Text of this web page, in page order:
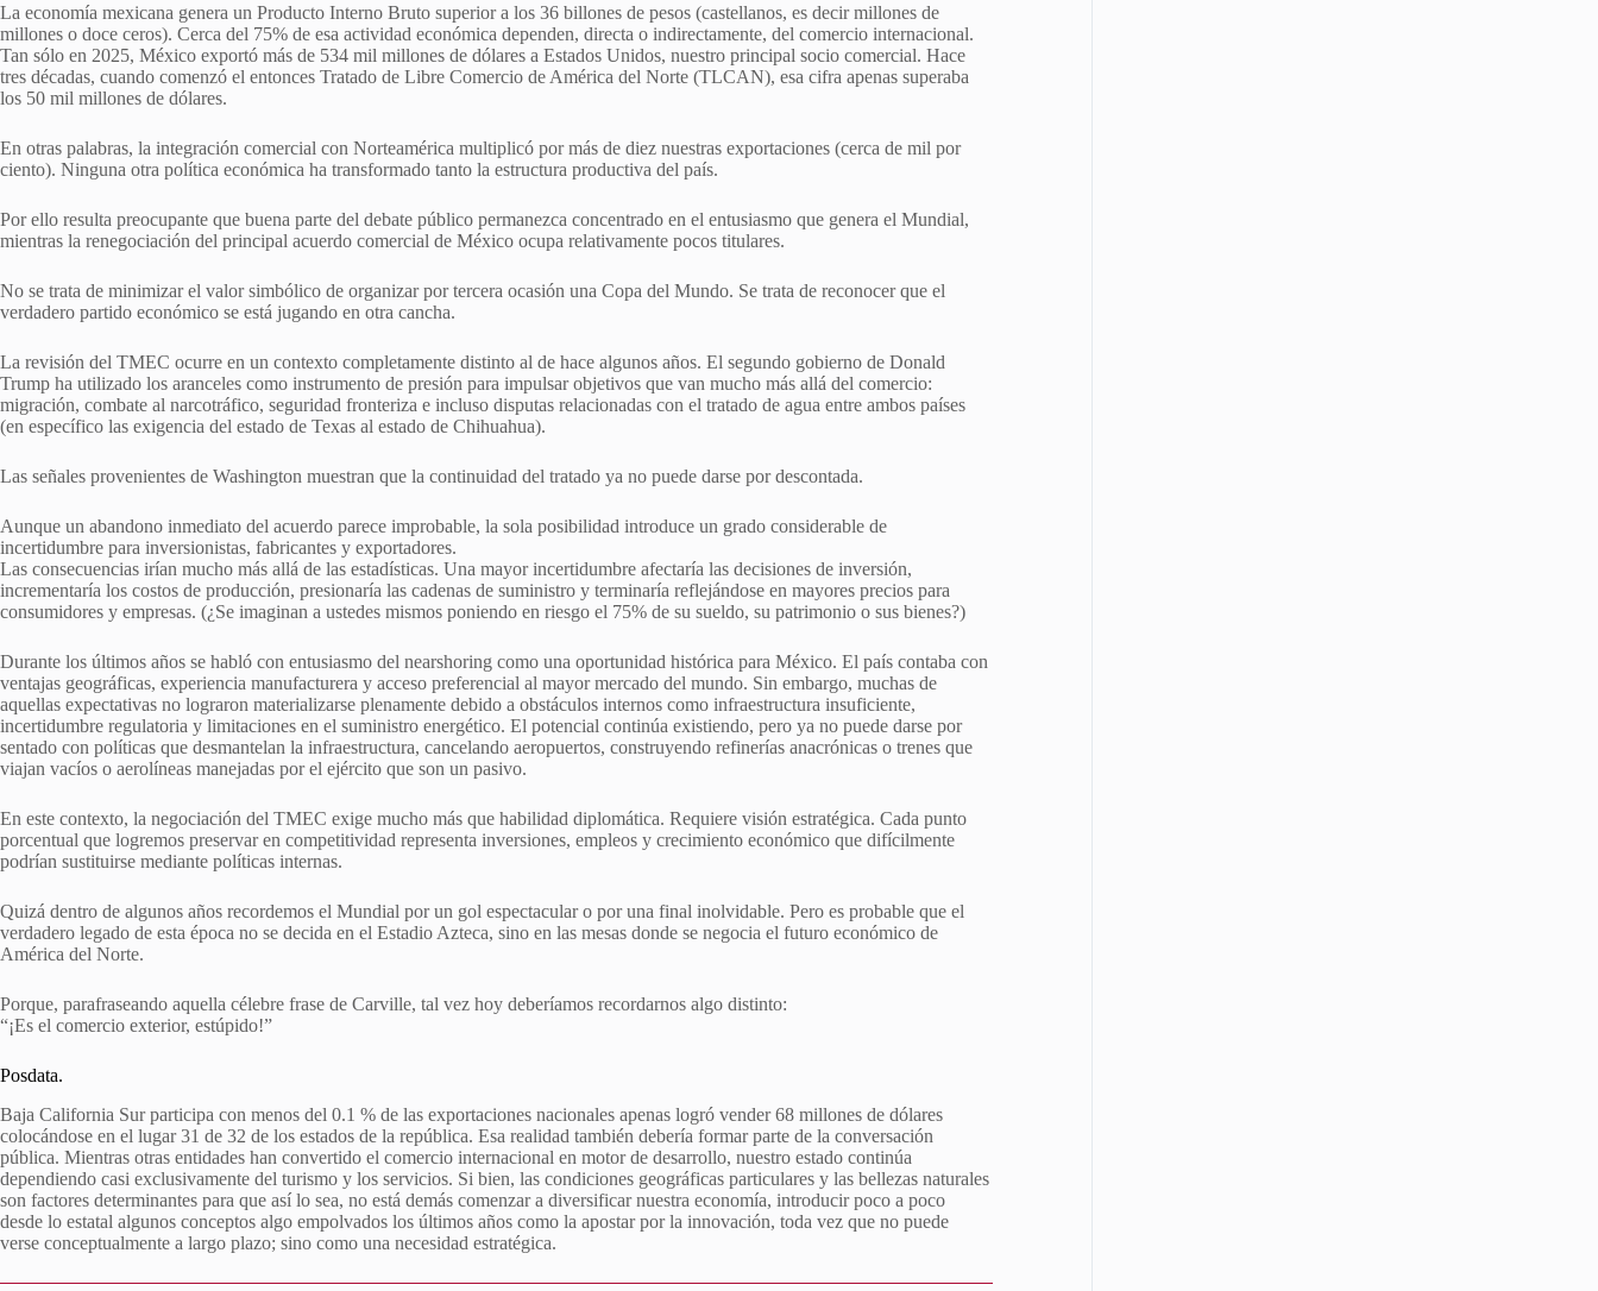
La economía mexicana genera un Producto Interno Bruto superior a los 36 billones de pesos (castellanos, es decir millones de
millones o doce ceros). Cerca del 75% de esa actividad económica dependen, directa o indirectamente, del comercio internacional.
Tan sólo en 2025, México exportó más de 534 mil millones de dólares a Estados Unidos, nuestro principal socio comercial. Hace
tres décadas, cuando comenzó el entonces Tratado de Libre Comercio de América del Norte (TLCAN), esa cifra apenas superaba
los 50 mil millones de dólares.
En otras palabras, la integración comercial con Norteamérica multiplicó por más de diez nuestras exportaciones (cerca de mil por
ciento). Ninguna otra política económica ha transformado tanto la estructura productiva del país.
Por ello resulta preocupante que buena parte del debate público permanezca concentrado en el entusiasmo que genera el Mundial,
mientras la renegociación del principal acuerdo comercial de México ocupa relativamente pocos titulares.
No se trata de minimizar el valor simbólico de organizar por tercera ocasión una Copa del Mundo. Se trata de reconocer que el
verdadero partido económico se está jugando en otra cancha.
La revisión del TMEC ocurre en un contexto completamente distinto al de hace algunos años. El segundo gobierno de Donald
Trump ha utilizado los aranceles como instrumento de presión para impulsar objetivos que van mucho más allá del comercio:
migración, combate al narcotráfico, seguridad fronteriza e incluso disputas relacionadas con el tratado de agua entre ambos países
(en específico las exigencia del estado de Texas al estado de Chihuahua).
Las señales provenientes de Washington muestran que la continuidad del tratado ya no puede darse por descontada.
Aunque un abandono inmediato del acuerdo parece improbable, la sola posibilidad introduce un grado considerable de
incertidumbre para inversionistas, fabricantes y exportadores.
Las consecuencias irían mucho más allá de las estadísticas. Una mayor incertidumbre afectaría las decisiones de inversión,
incrementaría los costos de producción, presionaría las cadenas de suministro y terminaría reflejándose en mayores precios para
consumidores y empresas. (¿Se imaginan a ustedes mismos poniendo en riesgo el 75% de su sueldo, su patrimonio o sus bienes?)
Durante los últimos años se habló con entusiasmo del nearshoring como una oportunidad histórica para México. El país contaba con
ventajas geográficas, experiencia manufacturera y acceso preferencial al mayor mercado del mundo. Sin embargo, muchas de
aquellas expectativas no lograron materializarse plenamente debido a obstáculos internos como infraestructura insuficiente,
incertidumbre regulatoria y limitaciones en el suministro energético. El potencial continúa existiendo, pero ya no puede darse por
sentado con políticas que desmantelan la infraestructura, cancelando aeropuertos, construyendo refinerías anacrónicas o trenes que
viajan vacíos o aerolíneas manejadas por el ejército que son un pasivo.
En este contexto, la negociación del TMEC exige mucho más que habilidad diplomática. Requiere visión estratégica. Cada punto
porcentual que logremos preservar en competitividad representa inversiones, empleos y crecimiento económico que difícilmente
podrían sustituirse mediante políticas internas.
Quizá dentro de algunos años recordemos el Mundial por un gol espectacular o por una final inolvidable. Pero es probable que el
verdadero legado de esta época no se decida en el Estadio Azteca, sino en las mesas donde se negocia el futuro económico de
América del Norte.
Porque, parafraseando aquella célebre frase de Carville, tal vez hoy deberíamos recordarnos algo distinto:
“¡Es el comercio exterior, estúpido!”
Posdata.
Baja California Sur participa con menos del 0.1 % de las exportaciones nacionales apenas logró vender 68 millones de dólares
colocándose en el lugar 31 de 32 de los estados de la república. Esa realidad también debería formar parte de la conversación
pública. Mientras otras entidades han convertido el comercio internacional en motor de desarrollo, nuestro estado continúa
dependiendo casi exclusivamente del turismo y los servicios. Si bien, las condiciones geográficas particulares y las bellezas naturales
son factores determinantes para que así lo sea, no está demás comenzar a diversificar nuestra economía, introducir poco a poco
desde lo estatal algunos conceptos algo empolvados los últimos años como la apostar por la innovación, toda vez que no puede
verse conceptualmente a largo plazo; sino como una necesidad estratégica.